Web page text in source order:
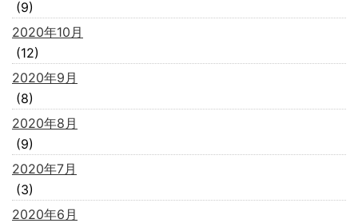
(9)
2020年10月
(12)
2020年9月
(8)
2020年8月
(9)
2020年7月
(3)
2020年6月